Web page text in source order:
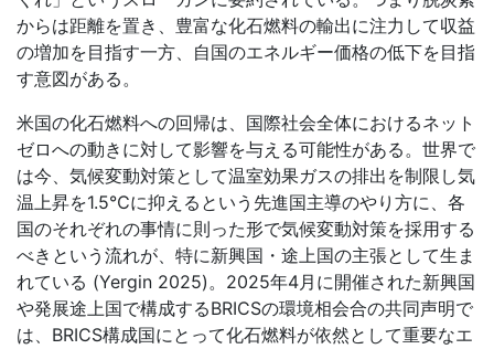
からは距離を置き、豊富な化石燃料の輸出に注力して収益
の増加を目指す一方、自国のエネルギー価格の低下を目指
す意図がある。
米国の化石燃料への回帰は、国際社会全体におけるネット
ゼロへの動きに対して影響を与える可能性がある。世界で
は今、気候変動対策として温室効果ガスの排出を制限し気
温上昇を1.5℃に抑えるという先進国主導のやり方に、各
国のそれぞれの事情に則った形で気候変動対策を採用する
べきという流れが、特に新興国・途上国の主張として生ま
れている (Yergin 2025)。 2025年4月に開催された新興国
や発展途上国で構成するBRICSの環境相会合の共同声明で
は、 BRICS構成国にとって化石燃料が依然として重要なエ